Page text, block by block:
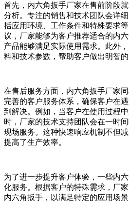
首先，内六角扳手厂家在售前阶段
分析。专注的销售和技术团队会详
括应用环境、工作条件和特殊要求
议，厂家能够为客户推荐适合的内
产品能够满足实际使用需求。此外
料和技术参数，帮助客户做出明智的
在售后服务方面，内六角扳手厂家
完善的客户服务体系，确保客户在
到解决。例如，当客户在使用过程
时，厂家的技术支持团队会在一时
现场服务。这种快速响应机制不但
提高了生产效率。
为了进一步提升客户体验，一些内
化服务。根据客户的特殊需求，厂
内六角扳手，以满足特定的应用场